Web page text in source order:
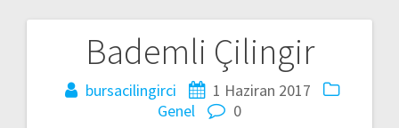
Bademli Çilingir
bursacilingirci
1 Haziran 2017
Genel
0